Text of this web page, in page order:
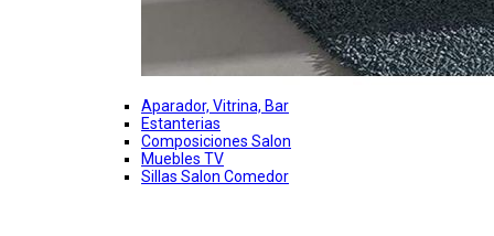
Aparador, Vitrina, Bar
Estanterias
Composiciones Salon
Muebles TV
Sillas Salon Comedor